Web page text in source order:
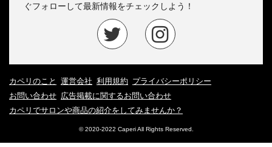
ぐフォローして最新情報をチェックしよう！
カペリのこと 運営会社 利用規約 プライバシーポリシー
お問い合わせ 広告掲載に関するお問い合わせ
カペリでサロンや商品の紹介をしてみませんか？
© 2020-2022 Caperi All Rights Reserved.